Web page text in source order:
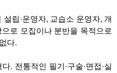
립·운영자, 교습소 운영자, 개
로 모집이나 분반을 목적으로
다.
. 전통적인 필기·구술·면접·실